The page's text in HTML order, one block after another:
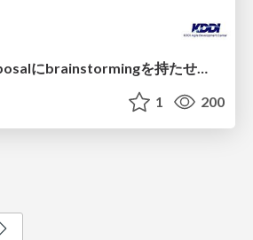
OpenSpecのproposalにbrainstormingを持たせてみた
1 200